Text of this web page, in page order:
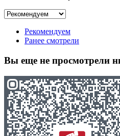
Рекомендуем
Ранее смотрели
Вы еще не просмотрели